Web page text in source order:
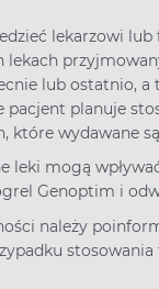
lekarzowi
lekach
lub ostatnio, a
pacjent planuje
które wydawane
leki mogą
Genoptim i
należy